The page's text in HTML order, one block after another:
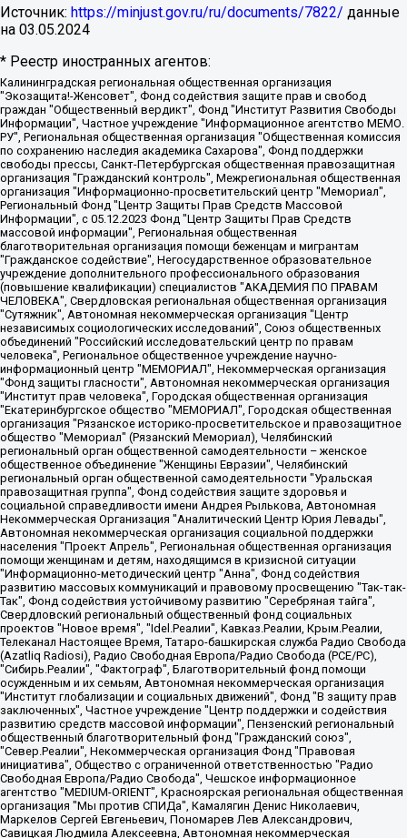
Источник: https://minjust.gov.ru/ru/documents/7822/ данные
на 03.05.2024
* Реестр иностранных агентов:
Калининградская региональная общественная организация "Экозащита!-Женсовет", Фонд содействия защите прав и свобод граждан "Общественный вердикт", Фонд "Институт Развития Свободы Информации", Частное учреждение "Информационное агентство МЕМО. РУ", Региональная общественная организация "Общественная комиссия по сохранению наследия академика Сахарова", Фонд поддержки свободы прессы, Санкт-Петербургская общественная правозащитная организация "Гражданский контроль", Межрегиональная общественная организация "Информационно-просветительский центр "Мемориал", Региональный Фонд "Центр Защиты Прав Средств Массовой Информации", с 05.12.2023 Фонд "Центр Защиты Прав Средств массовой информации", Региональная общественная благотворительная организация помощи беженцам и мигрантам "Гражданское содействие", Негосударственное образовательное учреждение дополнительного профессионального образования (повышение квалификации) специалистов "АКАДЕМИЯ ПО ПРАВАМ ЧЕЛОВЕКА", Свердловская региональная общественная организация "Сутяжник", Автономная некоммерческая организация "Центр независимых социологических исследований", Союз общественных объединений "Российский исследовательский центр по правам человека", Региональное общественное учреждение научно-информационный центр "МЕМОРИАЛ", Некоммерческая организация "Фонд защиты гласности", Автономная некоммерческая организация "Институт прав человека", Городская общественная организация "Екатеринбургское общество "МЕМОРИАЛ", Городская общественная организация "Рязанское историко-просветительское и правозащитное общество "Мемориал" (Рязанский Мемориал), Челябинский региональный орган общественной самодеятельности – женское общественное объединение "Женщины Евразии", Челябинский региональный орган общественной самодеятельности "Уральская правозащитная группа", Фонд содействия защите здоровья и социальной справедливости имени Андрея Рылькова, Автономная Некоммерческая Организация "Аналитический Центр Юрия Левады", Автономная некоммерческая организация социальной поддержки населения "Проект Апрель", Региональная общественная организация помощи женщинам и детям, находящимся в кризисной ситуации "Информационно-методический центр "Анна", Фонд содействия развитию массовых коммуникаций и правовому просвещению "Так-так-Так", Фонд содействия устойчивому развитию "Серебряная тайга", Свердловский региональный общественный фонд социальных проектов "Новое время", "Idel.Реалии", Кавказ.Реалии, Крым.Реалии, Телеканал Настоящее Время, Татаро-башкирская служба Радио Свобода (Azatliq Radiosi), Радио Свободная Европа/Радио Свобода (PCE/PC), "Сибирь.Реалии", "Фактограф", Благотворительный фонд помощи осужденным и их семьям, Автономная некоммерческая организация "Институт глобализации и социальных движений", Фонд "В защиту прав заключенных", Частное учреждение "Центр поддержки и содействия развитию средств массовой информации", Пензенский региональный общественный благотворительный фонд "Гражданский союз", "Север.Реалии", Некоммерческая организация Фонд "Правовая инициатива", Общество с ограниченной ответственностью "Радио Свободная Европа/Радио Свобода", Чешское информационное агентство "MEDIUM-ORIENT", Красноярская региональная общественная организация "Мы против СПИДа", Камалягин Денис Николаевич, Маркелов Сергей Евгеньевич, Пономарев Лев Александрович, Савицкая Людмила Алексеевна, Автономная некоммерческая организация "Центр по работе с проблемой насилия "НАСИЛИЮ.НЕТ", Межрегиональный профессиональный союз работников здравоохранения "Альянс врачей", Юридическое лицо, зарегистрированное в Латвийской Республике, SIA "Medusa Project" (регистрационный номер 40103797863, дата регистрации 10.06.2014), Некоммерческая организация "Фонд по борьбе с коррупцией", Автономная некоммерческая организация "Институт права и публичной политики", Баданин Роман Сергеевич, Гликин Максим Александрович, Железнова Мария Михайловна, Лукьянова Юлия Сергеевна, Маетная Елизавета Витальевна, Маняхин Петр Борисович, Чуракова Ольга Владимировна, Ярош Юлия Петровна, Юридическое лицо "The Insider SIA", зарегистрированное в Риге, Латвийская Республика (дата регистрации 26.06.2015), являющееся администратором доменного имени интернет-издания "The Insider SIA", https://theins.ru, Постернак Алексей Евгеньевич, Рубин Михаил Аркадьевич, Анин Роман Александрович, Юридическое лицо Istories fonds, зарегистрированное в Латвийской Республике (регистрационный номер 50008295751, дата регистрации 24.02.2020), Великовский Дмитрий Александрович, Долинина Ирина Николаевна, Мароховская Алеся Алексеевна, Шлейнов Роман Юрьевич, Шмагун Олеся Валентиновна, Общество с ограниченной ответственностью "Альтаир 2021", Общество с ограниченной ответственностью "Вега 2021", Общество с ограниченной ответственностью "Главный редактор 2021", Общество с ограниченной ответственностью "Ромашки монолит", Важенков Артем Валерьевич, Ивановская областная общественная организация "Центр гендерных исследований", Гурман Юрий Альбертович, Медиапроект "ОВД-Инфо", Егоров Владимир Владимирович, Жилинский Владимир Александрович, Общество с ограниченной ответственностью "ЗП", Иванова София Юрьевна, Карезина Инна Павловна, Кильтау Екатерина Викторовна, Петров Алексей Викторович, Пискунов Сергей Евгеньевич, Смирнов Сергей Сергеевич, Тихонов Михаил Сергеевич, Общество с ограниченной ответственностью "ЖУРНАЛИСТ-ИНОСТРАННЫЙ АГЕНТ", Арапова Галина Юрьевна, Вольтская Татьяна Анатольевна, Американская компания "Mason G.E.S. Anonymous Foundation" (США), являющаяся владельцем интернет-издания https://mnews.world/, Компания "Stichting Bellingcat", зарегистрированная в Нидерландах (дата регистрации 11.07.2018), Захаров Андрей Вячеславович, Клепиковская Екатерина Дмитриевна, Общество с ограниченной ответственностью "МЕМО", Перл Роман Александрович, Симонов Евгений Алексеевич, Соловьева Елена Анатольевна, Сотников Даниил Владимирович, Сурначева Елизавета Дмитриевна, Автономная некоммерческая организация по защите прав человека и информированию населения "Якутия – Наше Мнение", Общество с ограниченной ответственностью "Москоу диджитал медиа", с 26.01.2023 Общество с ограниченной ответственностью "Чайка Белые сады", Ветошкина Валерия Валерьевна, Заговора Максим Александрович, Межрегиональное общественное движение "Российская ЛГБТ - сеть", Оленичев Максим Владимирович, Павлов Иван Юрьевич, Скворцова Елена Сергеевна, Общество с ограниченной ответственностью "Как бы инагент", Кочетков Игорь Викторович, Общество с ограниченной ответственностью "Честные выборы", Еланчик Олег Александрович, Общество с ограниченной ответственностью "Нобелевский призыв", Гималова Регина Эмилевна, Григорьев Андрей Валерьевич, Григорьева Алина Александровна, Ассоциация по содействию защите прав призывников, альтернативнослужащих и военнослужащих "Правозащитная группа "Гражданин.Армия.Право", Хисамова Регина Фаритовна, Автономная некоммерческая организация по реализации социально-правовых программ "Лилит", Дальневосточное общественное движение "Маяк", Санкт-Петербургская ЛГБТ-инициативная группа "Выход", Инициативная группа ЛГБТ+ "Реверс", Алексеев Андрей Викторович, Бекбулатова Таисия Львовна, Беляев Иван Михайлович, Владыкина Елена Сергеевна, Гельман Марат Александрович, Никульшина Вероника Юрьевна, Толоконникова Надежда Андреевна, Шендерович Виктор Анатольевич, Общество с ограниченной ответственностью "Данное сообщение", Общество с ограниченной ответственностью Издательский дом "Новая глава", Айнбиндер Александра Александровна, Московский комьюнити-центр для ЛГБТ+инициатив, Благотворительный фонд развития филантропии, Deutsche Welle (Германия, Kurt-Schumacher-Strasse 3, 53113 Bonn), Борзунова Мария Михайловна, Воробьев Виктор Викторович, Голубева Анна Львовна, Константинова Алла Михайловна, Малкова Ирина Владимировна, Мурадов Мурад Абдулгалимович, Осетинская Елизавета Николаевна, Понасенков Евгений Николаевич, Ганапольский Матвей Юрьевич, Киселев Евгений Алексеевич, Борухович Ирина Григорьевна, Дремин Иван Тимофеевич, Дубровский Дмитрий Викторович, Красноярская региональная общественная организация поддержки и развития альтернативных образовательных технологий и межкультурных коммуникаций "ИНТЕРРА", Маяковская Екатерина Алексеевна, Фейгин Марк Захарович, Филимонов Андрей Викторович, Дзугкоева Регина Николаевна, Доброхотов Роман Александрович, Дудь Юрий Александрович, Елкин Сергей Владимирович, Кругликов Кирилл Игоревич, Сабунаева Мария Леонидовна, Семенов Алексей Владимирович, Шаинян Карен Багратович, Шульман Екатерина Михайловна, Асафьев Артур Валерьевич, Вахштайн Виктор Семенович, Венедиктов Алексей Алексеевич, Лушникова Екатерина Евгеньевна, Волков Леонид Михайлович, Невзоров Александр Глебович, Пархоменко Сергей Борисович, Сироткин Ярослав Николаевич, Кара-Мурза Владимир Владимирович, Баранова Наталья Владимировна, Гозман Леонид Яковлевич, Кагарлицкий Борис Юльевич, Климарев Михаил Валерьевич, Милов Владимир Станиславович, Автономная некоммерческая организация Краснодарский центр современного искусства "Типография", Моргенштерн Алишер Тагирович, Соболь Любовь Эдуардовна, Общество с ограниченной ответственностью "ЛИЗА НОРМ", Каспаров Гарри Кимович, Ходорковский Михаил Борисович, Общество с ограниченной ответственностью "Апрельские тезисы", Данилович Ирина Брониславовна, Кашин Олег Владимирович, Петров Николай Владимирович, Пивоваров Алексей Владимирович, Соколов Михаил Владимирович, Цветкова Юлия Владимировна, Чичваркин Евгений Александрович, Комитет против пыток/Команда против пыток, Общество с ограниченной ответственностью "Первый научный", Общество с ограниченной ответственностью "Вертолет и ко", Белоцерковская Вероника Борисовна, Кац Максим Евгеньевич, Лазарева Татьяна Юрьевна, Шаведдинов Руслан Табризович, Яшин Илья Валерьевич, Общество с ограниченной ответственностью "Иноагент ААВ", Алешковский Дмитрий Петрович, Альбац Евгения Марковна, Быков Дмитрий Львович, Галямина Юлия Евгеньевна, Лойко Сергей Леонидович, Мартынов Кирилл Константинович, Медведев Сергей Александрович, Крашенинников Федор Геннадиевич, Гордеева Катерина Вл